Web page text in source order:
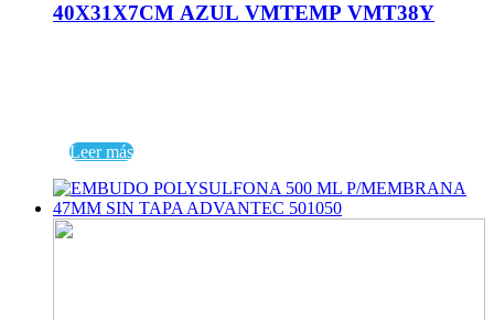
40X31X7CM AZUL VMTEMP VMT38Y
Leer más